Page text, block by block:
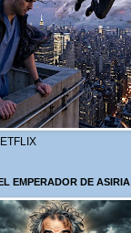
EMPERADOR DE ASIRIA